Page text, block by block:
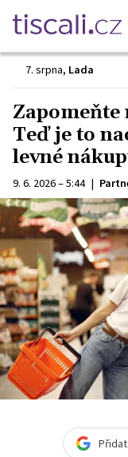
7. srpna, Lada
Zapomeňte
Teď je to
levné
9. 6. 2026 – 5:44 |